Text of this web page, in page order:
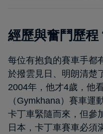
經歷與奮鬥歷程
每位有抱負的賽車手都
於撥雲見日、明朗清楚
2004年，他才4歲，他
（Gymkhana）賽車運
卡丁車緊隨而來，但參
日本，卡丁車賽車必須